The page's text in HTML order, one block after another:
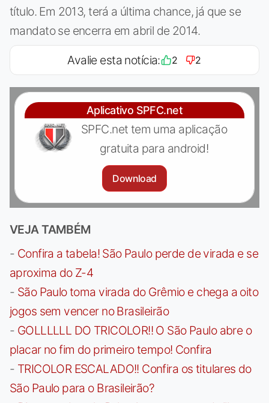
título. Em 2013, terá a última chance, já que se
mandato se encerra em abril de 2014.
Avalie esta notícia: 2 2
Aplicativo SPFC.net
SPFC.net tem uma aplicação
gratuita para android!
Download
VEJA TAMBÉM
- Confira a tabela! São Paulo perde de virada e se
aproxima do Z-4
- São Paulo toma virada do Grêmio e chega a oito
jogos sem vencer no Brasileirão
- GOLLLLLL DO TRICOLOR!! O São Paulo abre o
placar no fim do primeiro tempo! Confira
- TRICOLOR ESCALADO!! Confira os titulares do
São Paulo para o Brasileirão?